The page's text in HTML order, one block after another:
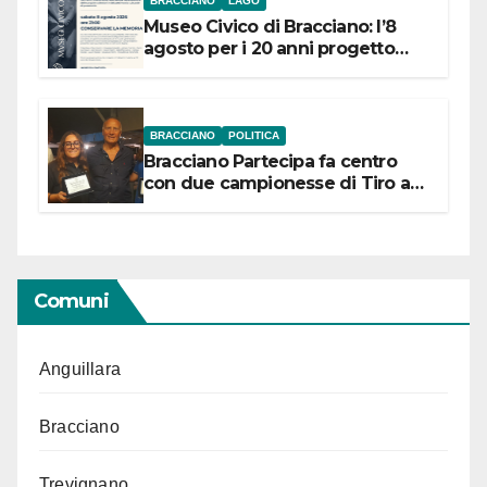
Museo Civico di Bracciano: l’8
agosto per i 20 anni progetto
BRACCIANO POLITICA
Bracciano Partecipa fa centro
con due campionesse di Tiro a
Comuni
Anguillara
Bracciano